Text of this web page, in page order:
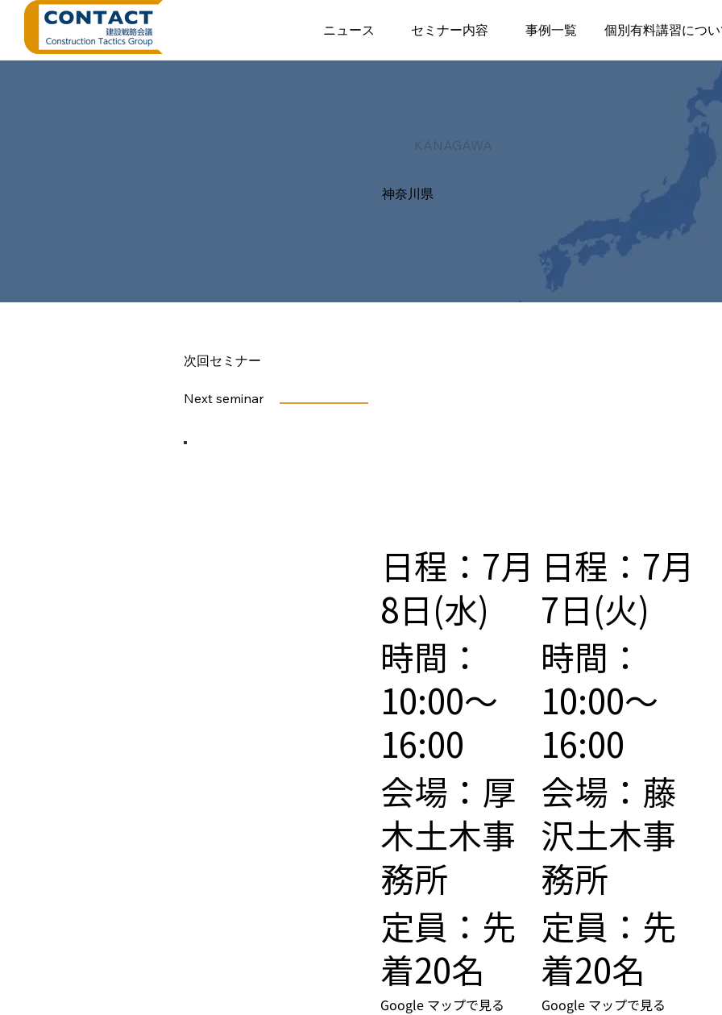
ニュース セミナー内容 事例一覧 個別有料講習につ
次回セミナー
Next seminar
日程：7月
8日(水)
時間：
10:00～
16:00
会場：厚
木土木事
務所
定員：先
着20名
Google マップで見る
日程：7月
7日(火)
時間：
10:00～
16:00
会場：藤
沢土木事
務所
定員：先
着20名
Google マップで見る
神奈川県
KANAGAWA